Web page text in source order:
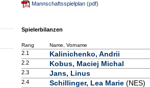
Mannschaftsspielplan (pdf)
Spielerbilanzen
Rang Name, Vorname
2.1 Kalinichenko, Andrii
2.2 Kobus, Maciej Michal
2.3 Jans, Linus
2.4 Schillinger, Lea Marie (NES)